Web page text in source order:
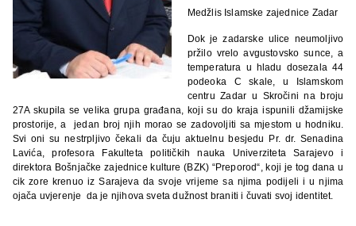
Medžlis Islamske zajednice Zadar
Dok je zadarske ulice neumoljivo
pržilo vrelo avgustovsko sunce, a
temperatura u hladu dosezala 44
podeoka C skale, u Islamskom
centru Zadar u Skročini na broju
27A skupila se velika grupa građana, koji su do kraja ispunili džamijske
prostorije, a jedan broj njih morao se zadovoljiti sa mjestom u hodniku.
Svi oni su nestrpljivo čekali da čuju aktuelnu besjedu Pr. dr. Senadina
Lavića, profesora Fakulteta političkih nauka Univerziteta Sarajevo i
direktora Bošnjačke zajednice kulture (BZK) “Preporod“, koji je tog dana u
cik zore krenuo iz Sarajeva da svoje vrijeme sa njima podijeli i u njima
ojača uvjerenje da je njihova sveta dužnost braniti i čuvati svoj identitet.